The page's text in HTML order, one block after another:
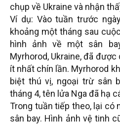
chụp về Ukraine và nhận
Ví dụ: Vào tuần trước
khoảng một tháng sau
hình ảnh về một sân
Myrhorod, Ukraine, đã
ít nhất chín lần. Myrhorod
biệt thú vị, ngoại trừ sân
tháng 4, tên lửa Nga đã hạ
Trong tuần tiếp theo, lại có
sân bay. Hình ảnh vệ tinh